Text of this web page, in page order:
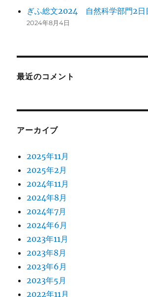
ぎふ総文2024 自然科学部門2日
2024年8月4日
最近のコメント
アーカイブ
2025年11月
2025年2月
2024年11月
2024年8月
2024年7月
2024年6月
2023年11月
2023年8月
2023年6月
2023年5月
2022年11月